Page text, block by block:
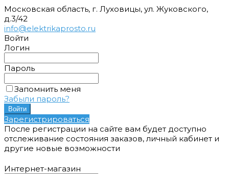
Московская область, г. Луховицы, ул. Жуковского,
д.3/42
info@elektrikaprosto.ru
Войти
Логин
Пароль
Запомнить меня
Забыли пароль?
Зарегистрироваться
После регистрации на сайте вам будет доступно
отслеживание состояния заказов, личный кабинет и
другие новые возможности
Интернет-магазин